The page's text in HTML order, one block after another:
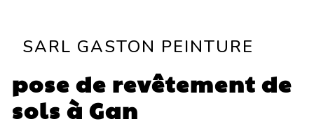
SARL GASTON PEINTURE
pose de revêtement de
sols à Gan